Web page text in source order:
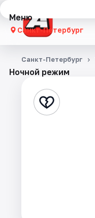
Меню
Санкт-Петербург
Концерты
Стендап
Ночной режим
Санкт-Петербург